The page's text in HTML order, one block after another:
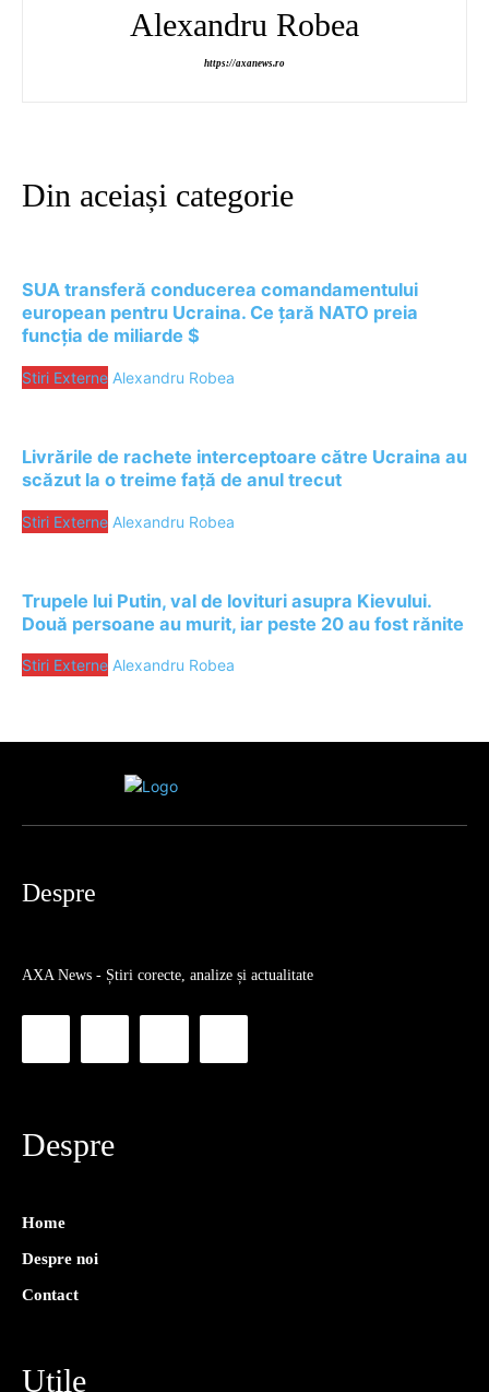
Alexandru Robea
https://axanews.ro
Din aceiași categorie
SUA transferă conducerea comandamentului
european pentru Ucraina. Ce țară NATO preia
funcția de miliarde $
Stiri Externe Alexandru Robea
Livrările de rachete interceptoare către Ucraina au
scăzut la o treime față de anul trecut
Stiri Externe Alexandru Robea
Trupele lui Putin, val de lovituri asupra Kievului.
Două persoane au murit, iar peste 20 au fost rănite
Stiri Externe Alexandru Robea
Despre
AXA News - Știri corecte, analize și actualitate
Despre
Home
Despre noi
Contact
Utile